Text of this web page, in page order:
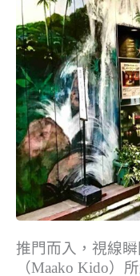
推門而入，視線
（Maako Kido）